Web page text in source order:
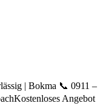
| Bokma 📞 0911 –
Angebot